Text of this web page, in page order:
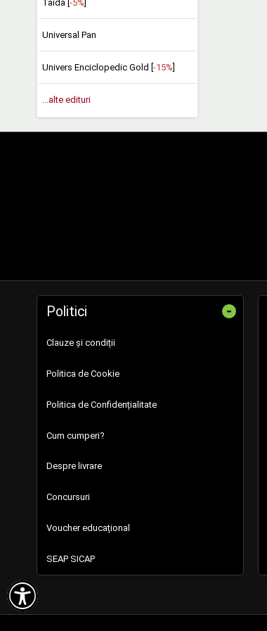

Taida [ -5%
Universal Pan
Univers Enciclopedic Gold [ -15%
...alte edituri
Politici -
Clauze și condiții
Politica de Cookie
Politica de Confidențialitate
Cum cumperi?
Despre livrare
Concursuri
Voucher educațional
SEAP SICAP